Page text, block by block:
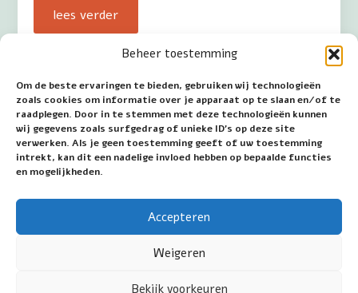
Beheer toestemming
Om de beste ervaringen te bieden, gebruiken wij technologieën
zoals cookies om informatie over je apparaat op te slaan en/of te
raadplegen. Door in te stemmen met deze technologieën kunnen
wij gegevens zoals surfgedrag of unieke ID's op deze site
verwerken. Als je geen toestemming geeft of uw toestemming
intrekt, kan dit een nadelige invloed hebben op bepaalde functies
en mogelijkheden.
Accepteren
Weigeren
Bekijk voorkeuren
lees verder
Wommersom – Lourdesgrot
Het ontstaan van de Lourdesgrot te Wommersom
komt door een persoonlijke gebeurtenis. Louis
Lambert (*1936) is een Maria-vereerder en
veelvuldig bezoekt hij het Heiligdom in het Franse